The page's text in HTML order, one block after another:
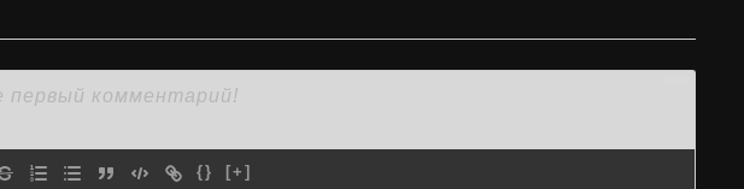
{} [+]